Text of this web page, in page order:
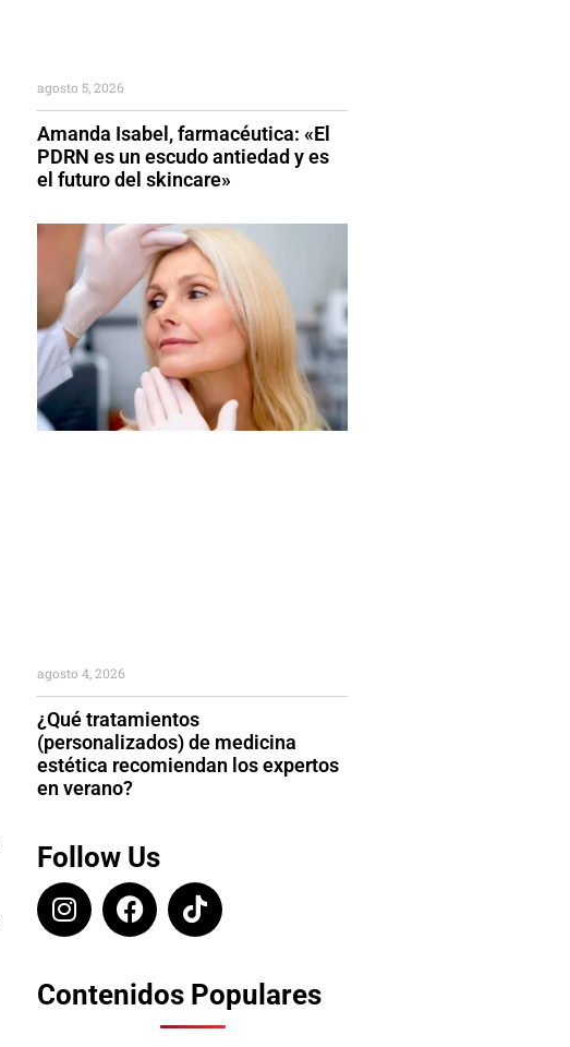
Amanda Isabel, farmacéutica: «El
PDRN es un escudo antiedad y es
el futuro del skincare»
agosto 5, 2026
¿Qué tratamientos
(personalizados) de medicina
estética recomiendan los expertos
en verano?
agosto 4, 2026
Follow Us
Contenidos Populares